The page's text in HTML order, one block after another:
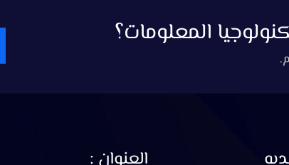
المعلومات؟
العنوان :